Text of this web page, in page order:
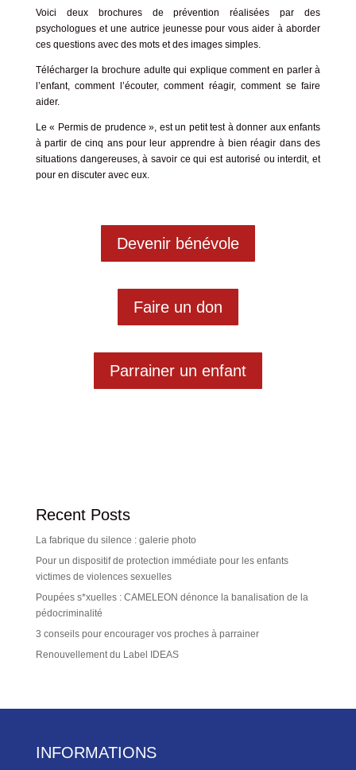
Voici deux brochures de prévention réalisées par des
psychologues et une autrice jeunesse pour vous aider à aborder
ces questions avec des mots et des images simples.
Téléchargerla brochure adulte qui explique comment en parler à
l’enfant, comment l’écouter, comment réagir, comment se faire
aider.
Le« Permis de prudence », est un petit test à donner aux enfants
à partir de cinq ans pour leur apprendre à bien réagir dans des
situations dangereuses, à savoir ce qui est autorisé ou interdit, et
pour en discuter avec eux.
Devenir bénévole
Faire un don
Parrainer un enfant
Recent Posts
La fabrique du silence : galerie photo
Pour un dispositif de protection immédiate pour les enfants
victimes de violences sexuelles
Poupées s*xuelles : CAMELEON dénonce la banalisation de la
pédocriminalité
3 conseils pour encourager vos proches à parrainer
Renouvellement du Label IDEAS
INFORMATIONS